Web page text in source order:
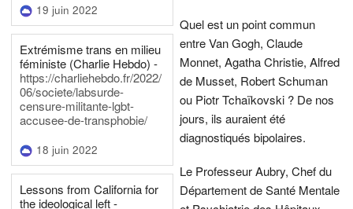
19 juin 2022
Extrémisme trans en milieu
féministe (Charlie Hebdo) -
https://charliehebdo.fr/2022/
06/societe/labsurde-
censure-militante-lgbt-
accusee-de-transphobie/
18 juin 2022
Lessons from California for
the ideological left -
Quel est un point commun
entre Van Gogh, Claude
Monnet, Agatha Christie, Alfred
de Musset, Robert Schuman
ou Piotr Tchaïkovski ? De nos
jours, ils auraient été
diagnostiqués bipolaires.
Le Professeur Aubry, Chef du
Département de Santé Mentale